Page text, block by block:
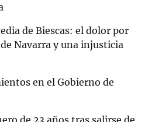
de Biescas: el dolor por
Navarra y una injusticia
en el Gobierno de